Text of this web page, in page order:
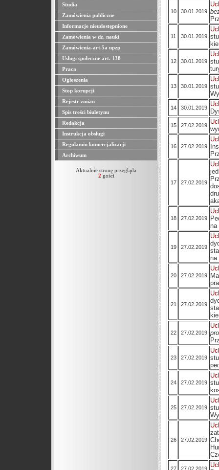
Studia
Zamówienia publiczne
Informacje nieudostępnione
Zamówienia w dz. nauki
Zamówienia-art.5a upzp
Usługi społeczne art. 138
Praca
Ogłoszenia
Stop korupcji
Rejestr zmian
Spis treści biuletynu
Redakcja
Instrukcja obsługi
Regulamin komercjalizacji
Archiwum
Aktualnie stronę przegląda
2 gości
10 30.01.2019
11 30.01.2019
12 30.01.2019
13 30.01.2019
14 30.01.2019
15 27.02.2019
16 27.02.2019
17 27.02.2019
18 27.02.2019
na
19 27.02.2019
na
20 27.02.2019
21 27.02.2019
22 27.02.2019
23 27.02.2019
24 27.02.2019
25 27.02.2019
26 27.02.2019
27 27.02.2019